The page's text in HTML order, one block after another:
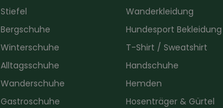
Stiefel
Bergschuhe
Winterschuhe
Alltagsschuhe
Wanderschuhe
Gastroschuhe
Wanderkleidung
Hundesport Bekleidung
T-Shirt / Sweatshirt
Handschuhe
Hemden
Hosenträger & Gürtel